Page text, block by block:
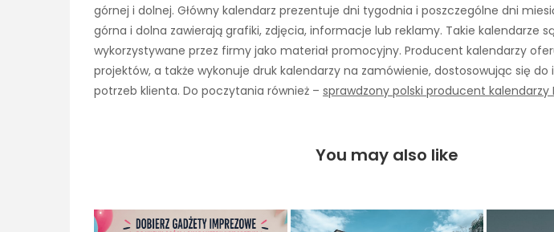
górnej i dolnej. Główny kalendarz prezentuje dni tygodnia i poszczególne dni
górna i dolna zawierają grafiki, zdjęcia, informacje lub reklamy. Takie kalendarze
wykorzystywane przez firmy jako materiał promocyjny. Producent kalendarzy
projektów, a także wykonuje druk kalendarzy na zamówienie, dostosowując się do
potrzeb klienta. Do poczytania również – sprawdzony polski producent kalendarzy
You may also like